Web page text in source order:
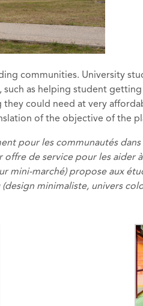
communities. University
as helping student
could need at very
of the objective of the
pour les communautés
de service pour les aider
marché) propose aux
minimaliste, univers